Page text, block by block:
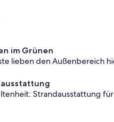
im Grünen
lieben den Außenbereich
Strandausstattung